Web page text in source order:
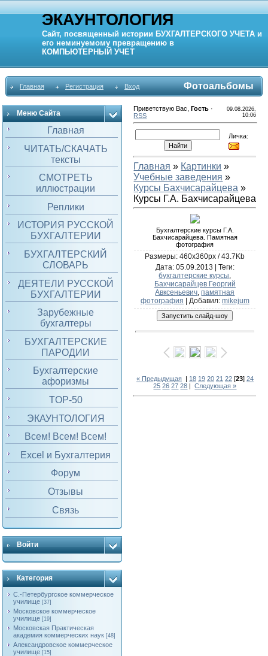
ЭКАУНТОЛОГИЯ
Сайт, посвященный истории БУХГАЛТЕРСКОГО УЧЕТА и
его неминуемому превращению в
КОМПЬЮТЕРНЫЙ УЧЕТ
Главная Регистрация Вход Фотоальбомы
Меню Сайта
Главная
ЧИТАТЬ/СКАЧАТЬ
тексты
СМОТРЕТЬ
иллюстрации
Реплики
ИСТОРИЯ РУССКОЙ
БУХГАЛТЕРИИ
БУХГАЛТЕРСКИЙ
СЛОВАРЬ
ДЕЯТЕЛИ РУССКОЙ
БУХГАЛТЕРИИ
Зарубежные
бухгалтеры
БУХГАЛТЕРСКИЕ
ПАРОДИИ
Бухгалтерские
афоризмы
TOP-50
ЭКАУНТОЛОГИЯ
Всем! Всем! Всем!
Excel и Бухгалтерия
Форум
Отзывы
Связь
Войти
Категория
С.-Петербургское коммерческое
училище [37]
Московское коммерческое
училище [19]
Московская Практическая
академия коммерческих наук [48]
Александровское коммерческое
училище [15]
Приветствую Вас ,Гость ·
RSS
09.08.2026,
10:06
Личка:
Главная » Картинки »
Учебные заведения »
Курсы Бахчисарайцева »
Курсы Г.А. Бахчисарайцева
Бухгалтерские курсы Г.А.
Бахчисарайцева. Памятная
фотография
Размеры: 460x360px / 43.7Kb
Дата: 05.09.2013 | Теги:
бухгалтерские курсы,
Бахчисарайцев Георгий
Авксеньевич,памятная
фотография
Добавил: mikejum
« Предыдущая| 18 19 20 21 22[23] 24
25 26 27 28 |Следующая »